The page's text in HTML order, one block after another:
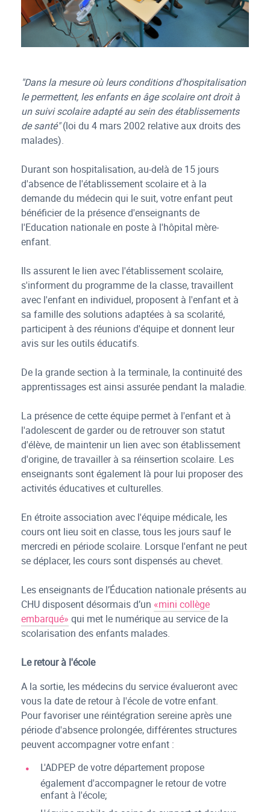
"Dans la mesure où leurs conditions d'hospitalisation
le permettent, les enfants en âge scolaire ont droit à
un suivi scolaire adapté au sein des établissements
de santé"(loi du 4 mars 2002 relative aux droits des
malades).
Durant son hospitalisation, au-delà de 15 jours
d'absence de l'établissement scolaire et à la
demande du médecin qui le suit, votre enfant peut
bénéficier de la présence d'enseignants de
l'Education nationale en poste à l'hôpital mère-
enfant.
Ils assurent le lien avec l'établissement scolaire,
s'informent du programme de la classe, travaillent
avec l'enfant en individuel, proposent à l'enfant et à
sa famille des solutions adaptées à sa scolarité,
participent à des réunions d'équipe et donnent leur
avis sur les outils éducatifs.
De la grande section à la terminale, la continuité des
apprentissages est ainsi assurée pendant la maladie.
La présence de cette équipe permet à l'enfant et à
l'adolescent de garder ou de retrouver son statut
d'élève, de maintenir un lien avec son établissement
d'origine, de travailler à sa réinsertion scolaire. Les
enseignants sont également là pour lui proposer des
activités éducatives et culturelles.
En étroite association avec l'équipe médicale, les
cours ont lieu soit en classe, tous les jours sauf le
mercredi en période scolaire. Lorsque l'enfant ne peut
se déplacer, les cours sont dispensés au chevet.
Les enseignants de l’Éducation nationale présents au
CHU disposent désormais d’un «mini collège
embarqué» qui met le numérique au service de la
scolarisation des enfants malades.
Le retour à l'école
A la sortie, les médecins du service évalueront avec
vous la date de retour à l'école de votre enfant.
Pour favoriser une réintégration sereine après une
période d'absence prolongée, différentes structures
peuvent accompagner votre enfant :
L'ADPEP de votre département propose
également d'accompagner le retour de votre
enfant à l'école;